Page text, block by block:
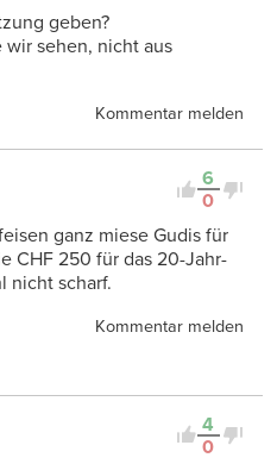
geben?
wir sehen, nicht aus
Kommentar melden
6
0
ganz miese Gudis für
CHF 250 für das 20-Jahr-
nicht scharf.
Kommentar melden
4
0